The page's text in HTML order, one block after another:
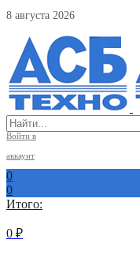
8 августа 2026
Войти в
аккаунт
0
0
Итого:
0 ₽